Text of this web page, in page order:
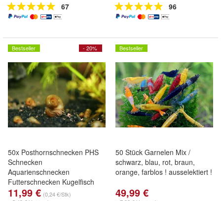
67 96
- 20%
Bestseller
50x Posthornschnecken PHS
Schnecken
Aquarienschnecken
Futterschnecken Kugelfisch
DNZ
11,99 € (0,24 €/Stk)
Bestseller
50 Stück Garnelen Mix /
schwarz, blau, rot, braun,
orange, farblos ! ausselektiert !
49,99 €